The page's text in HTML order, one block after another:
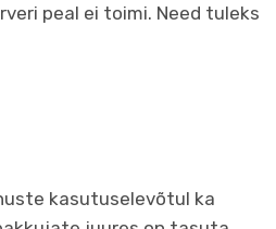
peal ei toimi. Need tuleks
kasutuselevõtul ka